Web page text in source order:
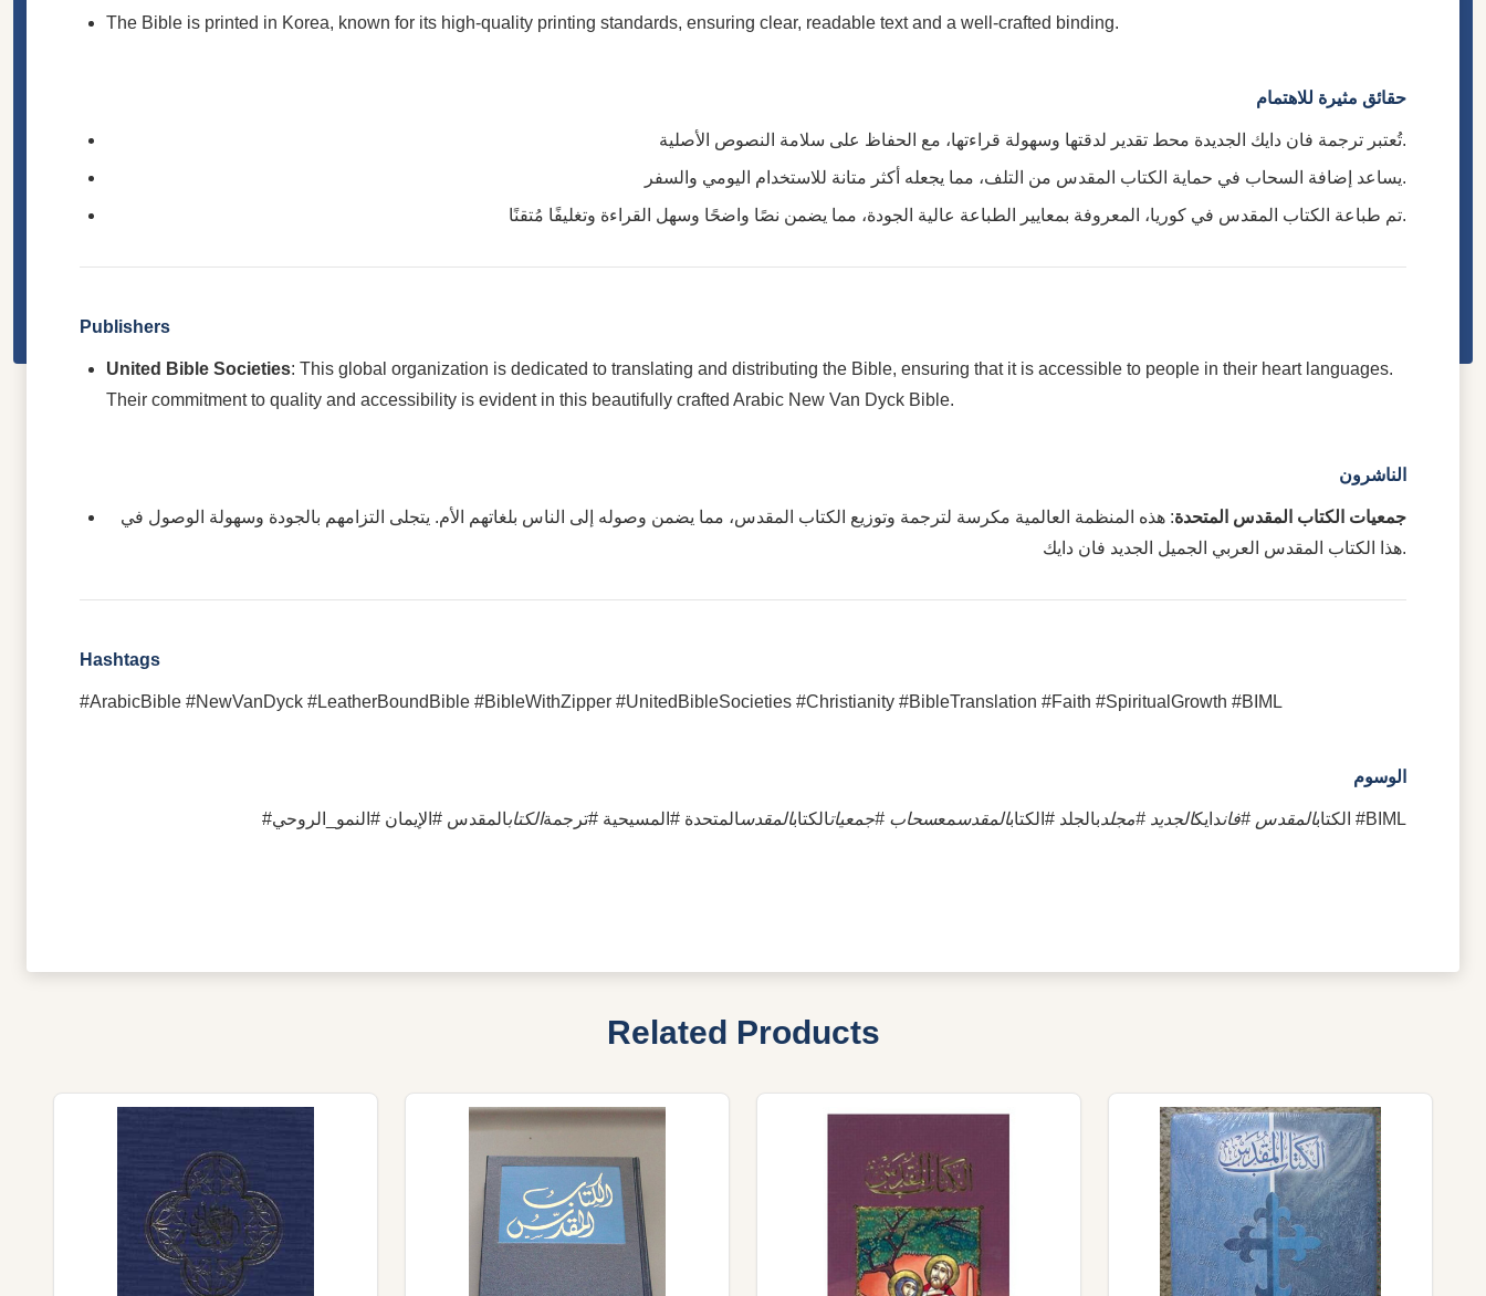
The Bible is printed in Korea, known for its high-quality printing standards, ensuring clear, readable text and a well-crafted binding.
حقائق مثيرة للاهتمام
تُعتبر ترجمة فان دايك الجديدة محط تقدير لدقتها وسهولة قراءتها، مع الحفاظ على سلامة النصوص الأصلية.
يساعد إضافة السحاب في حماية الكتاب المقدس من التلف، مما يجعله أكثر متانة للاستخدام اليومي والسفر.
تم طباعة الكتاب المقدس في كوريا، المعروفة بمعايير الطباعة عالية الجودة، مما يضمن نصًا واضحًا وسهل القراءة وتغليفًا مُتقنًا.
Publishers
United Bible Societies: This global organization is dedicated to translating and distributing the Bible, ensuring that it is accessible to people in their heart languages.
Their commitment to quality and accessibility is evident in this beautifully crafted Arabic New Van Dyck Bible.
الناشرون
جمعيات الكتاب المقدس المتحدة: هذه المنظمة العالمية مكرسة لترجمة وتوزيع الكتاب المقدس، مما يضمن وصوله إلى الناس بلغاتهم الأم. يتجلى التزامهم بالجودة وسهولة الوصول في
هذا الكتاب المقدس العربي الجميل الجديد فان دايك.
Hashtags
#ArabicBible #NewVanDyck #LeatherBoundBible #BibleWithZipper #UnitedBibleSocieties #Christianity #BibleTranslation #Faith #SpiritualGrowth #BIML
الوسوم
#الكتابالمقدس #فاندايكالجديد #مجلدبالجلد #الكتابالمقدسمعسحاب #جمعياتالكتابالمقدسالمتحدة #المسيحية #ترجمةالكتاب المقدس #الإيمان #النمو_الروحي #BIML
Related Products